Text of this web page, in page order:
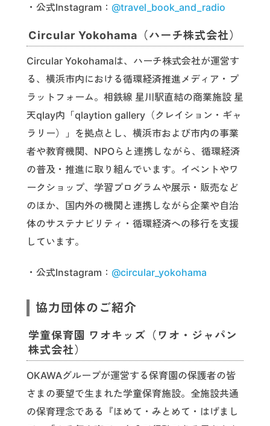
・公式Instagram： @travel_book_and_radio
Circular Yokohama（ハーチ株式会社）
Circular Yokohamaは、ハーチ株式会社が運営す
る、横浜市内における循環経済推進メディア・プ
ラットフォーム。相鉄線 星川駅直結の商業施設 星
天qlay内「qlaytion gallery（クレイション・ギャ
ラリー）」を拠点とし、横浜市および市内の事業
者や教育機関、NPOらと連携しながら、循環経済
の普及・推進に取り組んでいます。イベントやワ
ークショップ、学習プログラムや展示・販売など
のほか、国内外の機関と連携しながら企業や自治
体のサステナビリティ・循環経済への移行を支援
しています。
・公式Instagram： @circular_yokohama
協力団体のご紹介
学童保育園 ワオキッズ（ワオ・ジャパン
株式会社）
OKAWAグループが運営する保育園の保護者の皆
さまの要望で生まれた学童保育施設。全施設共通
の保育理念である『ほめて・みとめて・はげまし